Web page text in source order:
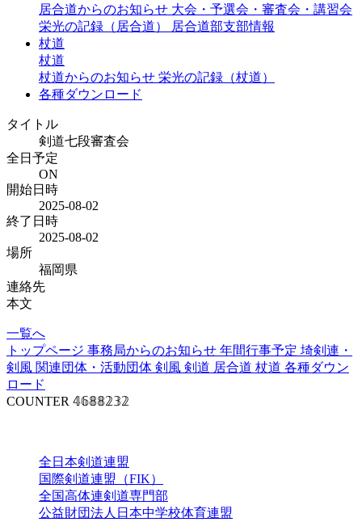
居合道からのお知らせ 大会・予選会・審査会・講習会
栄光の記録（居合道）
居合道部支部情報
杖道
杖道
杖道からのお知らせ 栄光の記録（杖道）
各種ダウンロード
タイトル
剣道七段審査会
全日予定
ON
開始日時
2025-08-02
終了日時
2025-08-02
場所
福岡県
連絡先
本文
一覧へ
トップページ 事務局からのお知らせ 年間行事予定 埼剣連・
剣風 関連団体・活動団体 剣風 剣道 居合道 杖道 各種ダウン
ロード
COUNTER 𝟜𝟞𝟠𝟠𝟚𝟛𝟚
全日本剣道連盟
国際剣道連盟（FIK）
全国高体連剣道専門部
公益財団法人日本中学校体育連盟